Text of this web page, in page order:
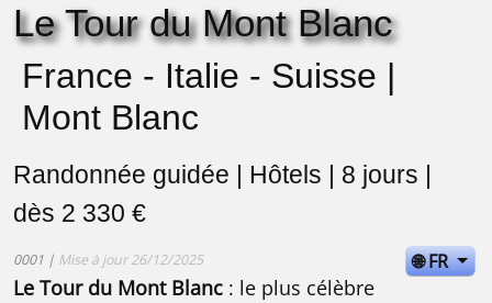
Le Tour du Mont Blanc
France - Italie - Suisse |
Mont Blanc
Randonnée guidée | Hôtels | 8 jours |
dès 2 330 €
0001 | Mise à jour 26/12/2025 🌐 FR
Le Tour du Mont Blanc : le plus célèbre